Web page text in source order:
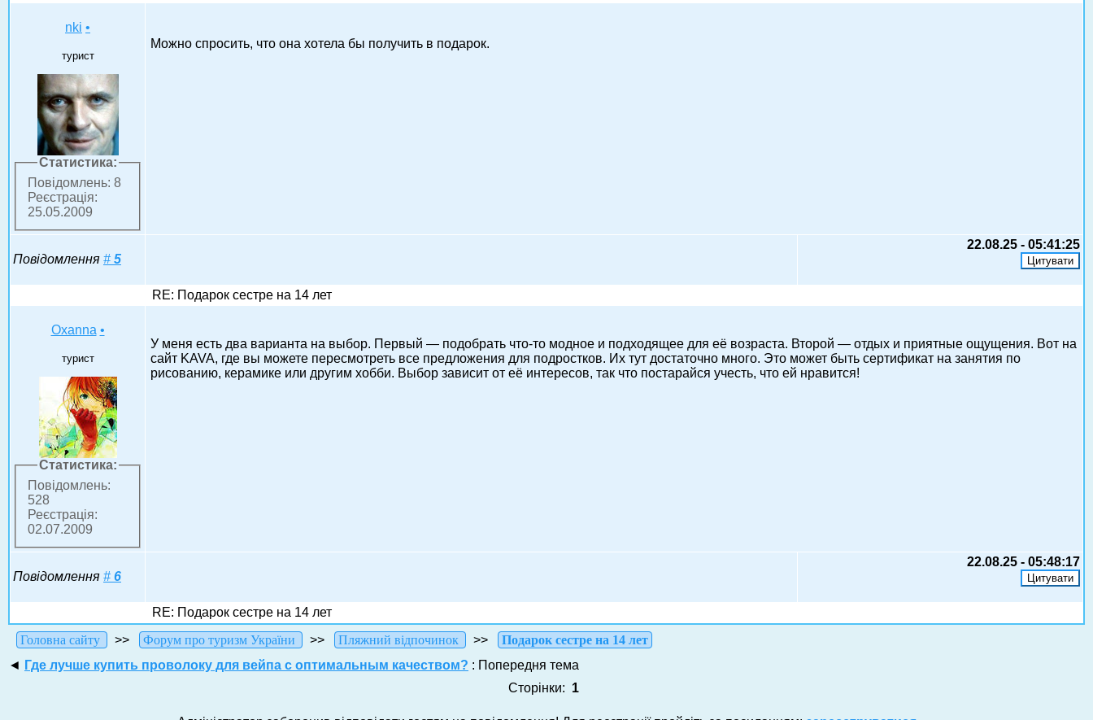
nki •
турист
Статистика:
Повідомлень: 8
Реєстрація:
25.05.2009
Можно спросить, что она хотела бы получить в подарок.
Повідомлення # 5
22.08.25 - 05:41:25
RE: Подарок сестре на 14 лет
Oxanna •
турист
Статистика:
Повідомлень:
528
Реєстрація:
02.07.2009
У меня есть два варианта на выбор. Первый — подобрать что-то модное и подходящее для её возраста. Второй — отдых и приятные ощущения. Вот на
сайт KAVA, где вы можете пересмотреть все предложения для подростков. Их тут достаточно много. Это может быть сертификат на занятия по
рисованию, керамике или другим хобби. Выбор зависит от её интересов, так что постарайся учесть, что ей нравится!
Повідомлення # 6
22.08.25 - 05:48:17
RE: Подарок сестре на 14 лет
Головна сайту
>> Форум про туризм України >> Пляжний відпочинок >>
Подарок сестре на 14 лет
◄ Где лучше купить проволоку для вейпа с оптимальным качеством? : Попередня тема
Сторінки: 1